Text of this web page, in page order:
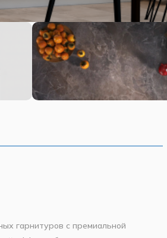
гарнитуров с премиальной